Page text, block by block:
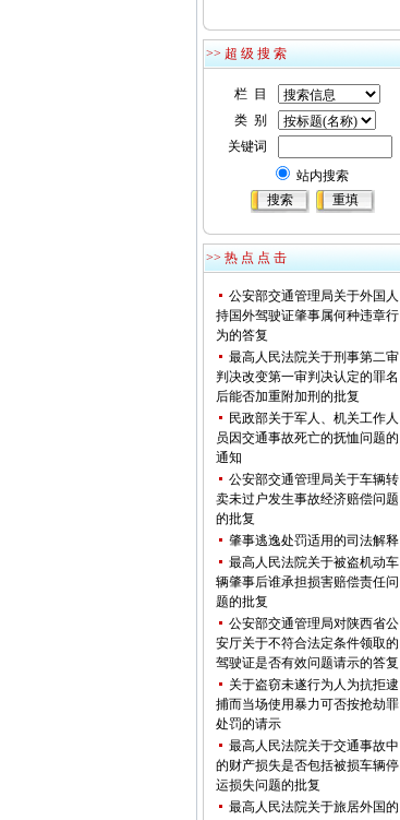
>> 超 级 搜 索
栏 目
类 别
关键词
站内搜索
>> 热 点 点 击
公安部交通管理局关于外国人
持国外驾驶证肇事属何种违章行
为的答复
最高人民法院关于刑事第二审
判决改变第一审判决认定的罪名
后能否加重附加刑的批复
民政部关于军人、机关工作人
员因交通事故死亡的抚恤问题的
通知
公安部交通管理局关于车辆转
卖未过户发生事故经济赔偿问题
的批复
肇事逃逸处罚适用的司法解释
最高人民法院关于被盗机动车
辆肇事后谁承担损害赔偿责任问
题的批复
公安部交通管理局对陕西省公
安厅关于不符合法定条件领取的
驾驶证是否有效问题请示的答复
关于盗窃未遂行为人为抗拒逮
捕而当场使用暴力可否按抢劫罪
处罚的请示
最高人民法院关于交通事故中
的财产损失是否包括被损车辆停
运损失问题的批复
最高人民法院关于旅居外国的